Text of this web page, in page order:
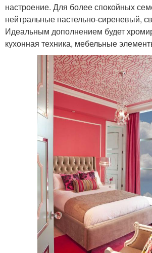
настроение. Для более спокойных
нейтральные пастельно-сиреневый,
Идеальным дополнением будет
кухонная техника, мебельные